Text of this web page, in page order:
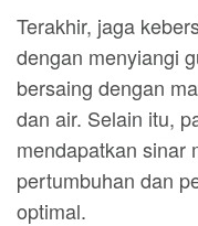
Terakhir, jaga
dengan menyiangi
bersaing dengan
dan air. Selain itu,
mendapatkan sinar
pertumbuhan dan
optimal.